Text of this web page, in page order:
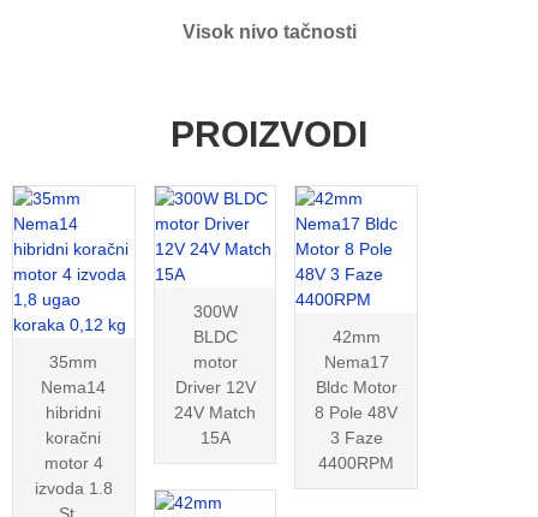
Visok nivo tačnosti
PROIZVODI
35mm
Nema14
hibridni
koračni
motor 4
izvoda 1.8
St...
300W
BLDC
motor
Driver 12V
24V Match
15A
42mm
Nema17
Bldc Motor
8 Pole 48V
3 Faze
4400RPM